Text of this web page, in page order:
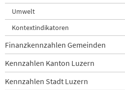
Umwelt
Kontextindikatoren
Finanzkennzahlen Gemeinden
Kennzahlen Kanton Luzern
Kennzahlen Stadt Luzern